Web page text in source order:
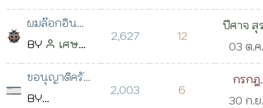
เวลา 05:15 น.
ยังไงครับ
Tanajak
04 ต.ค. 2560
เวลา 10:29 น.
2560
เวลา
ผมล๊อกอิน
แล้วมันเป็น
หน้าว่างเปล่า
ครับ
BY
เศษ
แก้วมันบาด
คม เหลือแค่
2,627 12
ปีศาจ สุ
03 ต.ค
2560
เวลา
ขอนุญาติครับ
(SMS) หน้า
BY
2,003 6
กรกฎ
วิริยะ
30 ก.ย